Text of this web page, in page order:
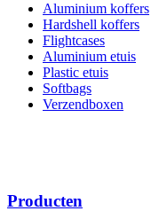
Aluminium koffers
Hardshell koffers
Flightcases
Aluminium etuis
Plastic etuis
Softbags
Verzendboxen
Producten